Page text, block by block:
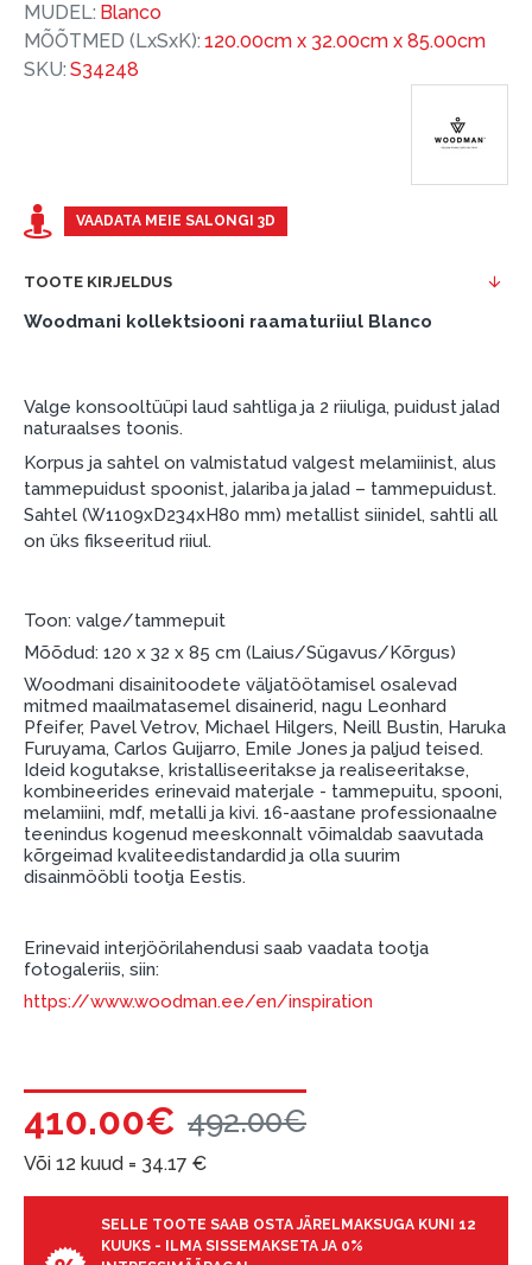
teil vajalikud tooted kohe osta, kuid nende eest
hiljem tasuda.
ESTO-ga saate intressivaba liisingu või järelmaksu
eeliseid ilma esimese sissemakseta ja järelmaksu
Näide: Toote hind 300 €, periood: 12 kuud,
esimene sissemakse: 0 €, igakuine makse: 25 €,
Liisingut ja järelmaksu saate vormistada ka külastades
meie salongi Dārzciema tänaval 91, Riia, Läti.
ESTO LV AS (Dokumentide vormistamiseks on
vajalik Smart-ID, eParaksts eID, eParaksts eID
mobile, ESTO konto või pank Swedbank, Luminor,
SEB või Citadele).
Lepingu tingimused:
Lisateave:
Enne krediidi vormistamist palun tutvuge
kauba tarnetingimustega, samuti
garantii ja tagastamise tingimustega.
Finantsvastutus:
Laenake vastutustundlikult! Enne laenamist
palun hinnake oma finantsvõimalusi.
VAADATA MEIE SALONGI 3D
TOOTE KIRJELDUS
Woodmani kollektsiooni raamaturiiul Blanco
Valge konsooltüüpi laud sahtliga ja 2 riiuliga, puidust jalad
naturaalses toonis.
Korpus ja sahtel on valmistatud valgest melamiinist, alus
tammepuidust spoonist, jalariba ja jalad – tammepuidust.
Sahtel (W1109xD234xH80 mm) metallist siinidel, sahtli all
on üks fikseeritud riiul.
Toon: valge/tammepuit
Mõõdud: 120 x 32 x 85 cm (Laius/Sügavus/Kõrgus)
Woodmani disainitoodete väljatöötamisel osalevad
mitmed maailmatasemel disainerid, nagu Leonhard
Pfeifer, Pavel Vetrov, Michael Hilgers, Neill Bustin, Haruka
Furuyama, Carlos Guijarro, Emile Jones ja paljud teised.
Ideid kogutakse, kristalliseeritakse ja realiseeritakse,
kombineerides erinevaid materjale - tammepuitu, spooni,
melamiini, mdf, metalli ja kivi. 16-aastane professionaalne
teenindus kogenud meeskonnalt võimaldab saavutada
kõrgeimad kvaliteedistandardid ja olla suurim
disainmööbli tootja Eestis.
Erinevaid interjöörilahendusi saab vaadata tootja
fotogaleriis, siin:
https://www.woodman.ee/en/inspiration
MUDEL: Blanco
MÕÕTMED (LxSxK): 120.00cm x 32.00cm x 85.00cm
SKU: S34248
410.00€ 492.00€
Või 12 kuud = 34.17 €
SELLE TOOTE SAAB OSTA JÄRELMAKSUGA KUNI 12
KUUKS - ILMA SISSEMAKSETA JA 0%